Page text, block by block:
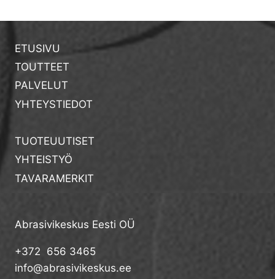
ETUSIVU
TOUTTEET
PALVELUT
YHTEYSTIEDOT
TUOTEUUTISET
YHTEISTYÖ
TAVARAMERKIT
Abrasivikeskus Eesti OÜ
+372 656 3465
info@abrasivikeskus.ee